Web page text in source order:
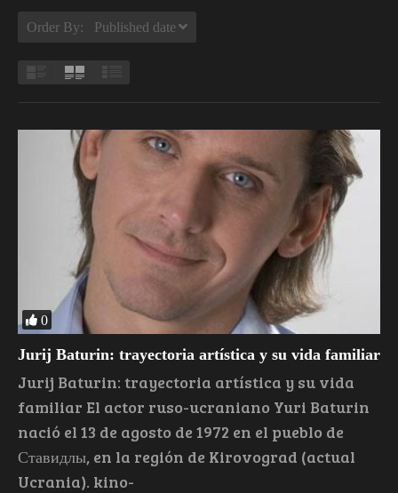
Order By: Published date
0
Jurij Baturin: trayectoria artística y su vida familiar
Jurij Baturin: trayectoria artística y su vida
familiar El actor ruso-ucraniano Yuri Baturin
nació el 13 de agosto de 1972 en el pueblo de
Ставидлы, en la región de Kirovograd (actual
Ucrania). kino-